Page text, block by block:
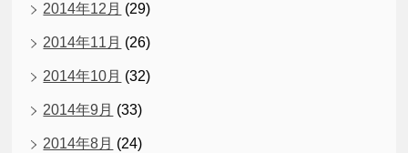
2014年12月 (29)
2014年11月 (26)
2014年10月 (32)
2014年9月 (33)
2014年8月 (24)